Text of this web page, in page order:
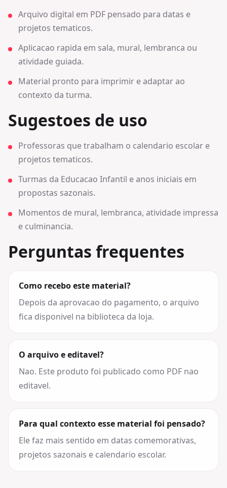
Arquivo digital em PDF pensado para datas e
projetos tematicos.
Aplicacao rapida em sala, mural, lembranca ou
atividade guiada.
Material pronto para imprimir e adaptar ao
contexto da turma.
Sugestoes de uso
Professoras que trabalham o calendario escolar e
projetos tematicos.
Turmas da Educacao Infantil e anos iniciais em
propostas sazonais.
Momentos de mural, lembranca, atividade impressa
e culminancia.
Perguntas frequentes
Como recebo este material?
Depois da aprovacao do pagamento, o arquivo
fica disponivel na biblioteca da loja.
O arquivo e editavel?
Nao. Este produto foi publicado como PDF nao
editavel.
Para qual contexto esse material foi pensado?
Ele faz mais sentido em datas comemorativas,
projetos sazonais e calendario escolar.